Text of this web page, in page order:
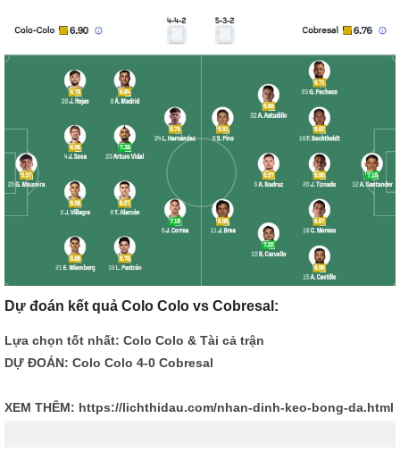
Dự đoán kết quả Colo Colo vs Cobresal:
Lựa chọn tốt nhất: Colo Colo & Tài cả trận
DỰ ĐOÁN: Colo Colo 4-0 Cobresal
XEM THÊM: https://lichthidau.com/nhan-dinh-keo-bong-da.html